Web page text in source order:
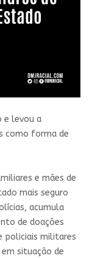
e levou a
como forma de
e mães de
mais seguro
acumula
de doações
policiais militares
situação de